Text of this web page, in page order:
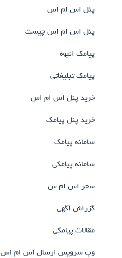
پنل اس ام اس
پنل اس ام اس چیست
پیامک انبوه
پیامک تبلیغاتی
خرید پنل اس ام اس
خرید پنل پیامک
سامانه پیامک
سامانه پیامکی
سحر اس ام س
گزراش آگهی
مقالات پیامکی
وب سرویس ارسال اس ام اس